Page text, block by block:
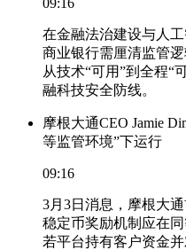
在金融法治建设与人
商业银行需厘清监管
从技术“可用”到全程“
融科技安全防线。
摩根大通CEO Jamie
等监管环境”下运行
09:16
3月3日消息，摩根大通
稳定币奖励机制应在
若平台持有客户资金